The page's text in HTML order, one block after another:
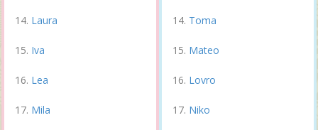
Laura
Iva
Lea
Mila
Toma
Mateo
Lovro
Niko